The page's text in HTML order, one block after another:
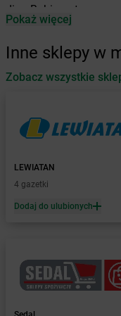
dino
Babimost
dino Baborów
dino
Baboszewo
dino Baćkowice
dino Baczyna
dino
Bąków
dino Baranów
dino
Baranowo
dino Barczewo
dino Bartniczka
dino Baruchowo
Pokaż więcej
Inne sklepy w
Zobacz wszystkie
LEWIATAN
4 gazetki
Dodaj do ulubionych